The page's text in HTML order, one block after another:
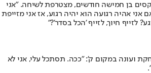
מקסים בן חמישה חודשים, מצטרפת לשיחה. "אני
אני אהיה רגועה הוא יהיה רגוע, אז אני מזייפת
לזייף חיוך, לזייף 'הכל בסדר'?"
ועונה במקום ק': "ככה. תסתכל עלי, אני לא